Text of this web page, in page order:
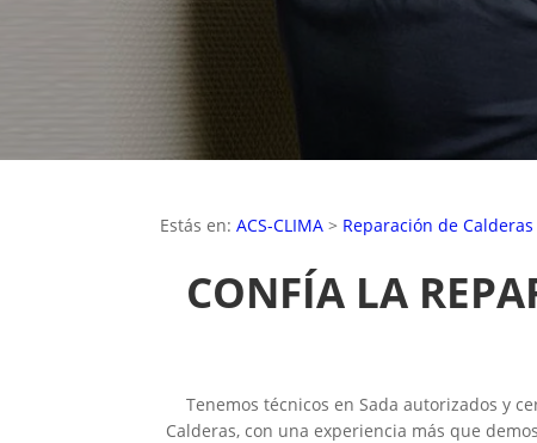
Estás en:ACS-CLIMA > Reparación de Calderas
CONFÍA LA
Tenemos técnicos en Sada autorizados y
Calderas, con una experiencia más que